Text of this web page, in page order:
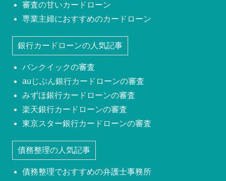
審査の甘いカードローン
専業主婦におすすめのカードローン
銀行カードローンの人気記事
バンクイックの審査
auじぶん銀行カードローンの審査
みずほ銀行カードローンの審査
楽天銀行カードローンの審査
東京スター銀行カードローンの審査
債務整理の人気記事
債務整理でおすすめの弁護士事務所